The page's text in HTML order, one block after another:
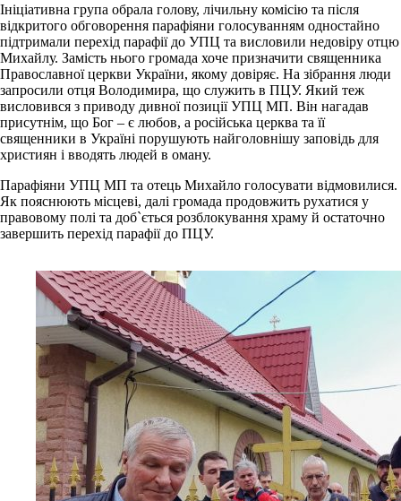
Ініціативна група обрала голову, лічильну комісію та після
відкритого обговорення парафіяни голосуванням одностайно
підтримали перехід парафії до УПЦ та висловили недовіру отцю
Михайлу. Замість нього громада хоче призначити священника
Православної церкви України, якому довіряє. На зібрання люди
запросили отця Володимира, що служить в ПЦУ. Який теж
висловився з приводу дивної позиції УПЦ МП. Він нагадав
присутнім, що Бог – є любов, а російська церква та її
священники в Україні порушують найголовнішу заповідь для
християн і вводять людей в оману.
Парафіяни УПЦ МП та отець Михайло голосувати відмовилися.
Як пояснюють місцеві, далі громада продовжить рухатися у
правовому полі та доб`ється розблокування храму й остаточно
завершить перехід парафії до ПЦУ.